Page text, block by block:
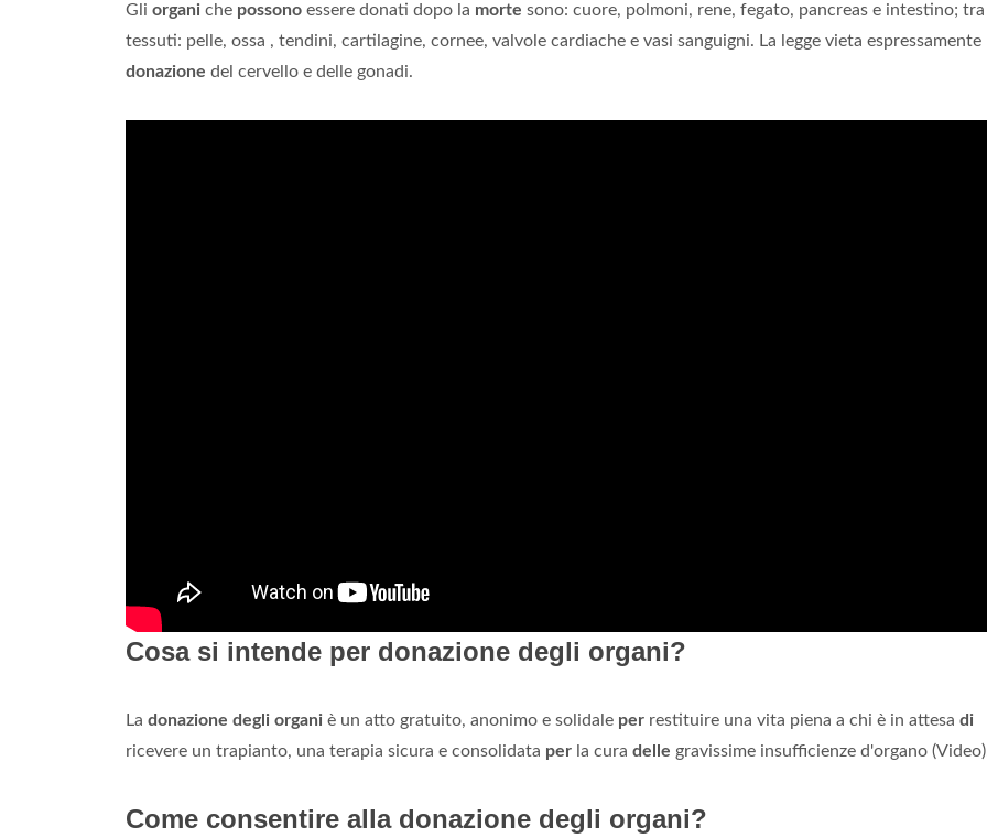
Gli organi che possono essere donati dopo la morte sono: cuore, polmoni, rene, fegato, pancreas e intestino; tra
tessuti: pelle, ossa , tendini, cartilagine, cornee, valvole cardiache e vasi sanguigni. La legge vieta espressamente
donazione del cervello e delle gonadi.
Cosa si intende per donazione degli organi?
La donazione degli organi è un atto gratuito, anonimo e solidale per restituire una vita piena a chi è in attesa di
ricevere un trapianto, una terapia sicura e consolidata per la cura delle gravissime insufficienze d'organo
Come consentire alla donazione degli organi?